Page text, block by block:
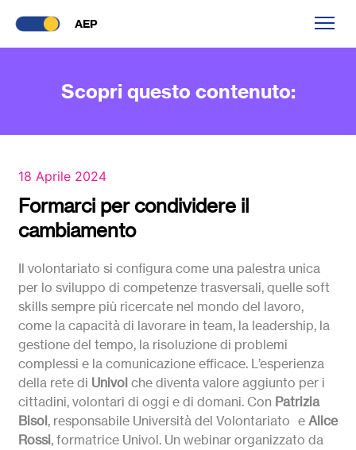
AEP
Scopri questo contenuto:
18 Aprile 2024
Formarci per condividere il
cambiamento
Il volontariato si configura come una palestra unica
per lo sviluppo di competenze trasversali, quelle soft
skills sempre più ricercate nel mondo del lavoro,
come la capacità di lavorare in team, la leadership, la
gestione del tempo, la risoluzione di problemi
complessi e la comunicazione efficace. L’esperienza
della rete di Univol che diventa valore aggiunto per i
cittadini, volontari di oggi e di domani. Con Patrizia
Bisol, responsabile Università del Volontariato e Alice
Rossi, formatrice Univol. Un webinar organizzato da